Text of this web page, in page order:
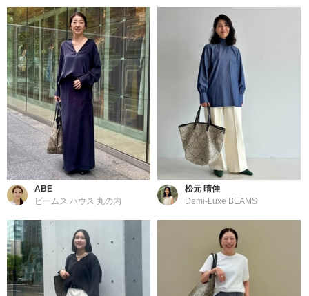
ABE
ビームス ハウス 丸の内
松元 晴佳
Demi-Luxe BEAMS